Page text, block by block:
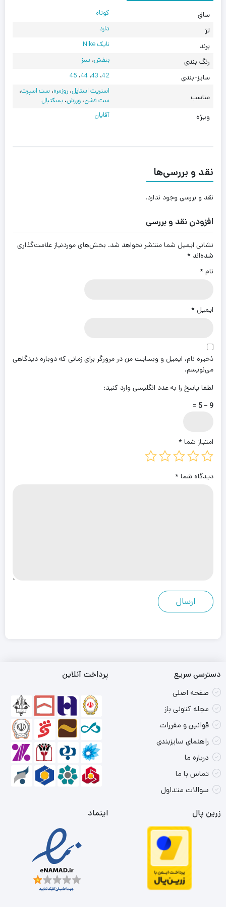
ساق کوتاه
لژ دارد
برند نایک Nike
رنگ بندی بنفش،سبز
سایز-بندی 42، 43،44، 45
مناسب
استریت استایل،روزمره،ست اسپرت،
ست فشن،ورزش،بسکتبال
ویژه آقایان
نقد و بررسی‌ها
نقد و بررسی وجود ندارد.
افزودن نقد و بررسی
نشانی ایمیل شما منتشر نخواهد شد. بخش‌های موردنیاز علامت‌گذاری
شده‌اند *
نام *
ایمیل *
ذخیره نام، ایمیل و وبسایت من در مرورگر برای زمانی که دوباره دیدگاهی
می‌نویسم.
لطفا پاسخ را به عدد انگلیسی وارد کنید:
9 − 5 =
امتیاز شما *
دیدگاه شما *
دسترسی سریع
صفحه اصلی
مجله کتونی باز
قوانین و مقررات
راهنمای سایزبندی
درباره ما
تماس با ما
سوالات متداول
پرداخت آنلاین
زرین پال اینماد